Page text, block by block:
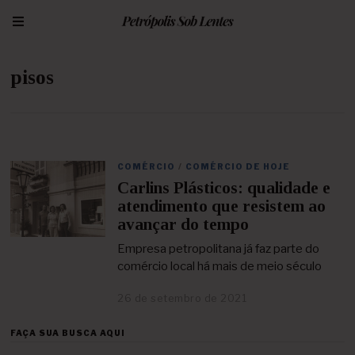
pisos
COMÉRCIO / COMÉRCIO DE HOJE
Carlins Plásticos: qualidade e
atendimento que resistem ao
avançar do tempo
Empresa petropolitana já faz parte do
comércio local há mais de meio século
FAÇA SUA BUSCA AQUI